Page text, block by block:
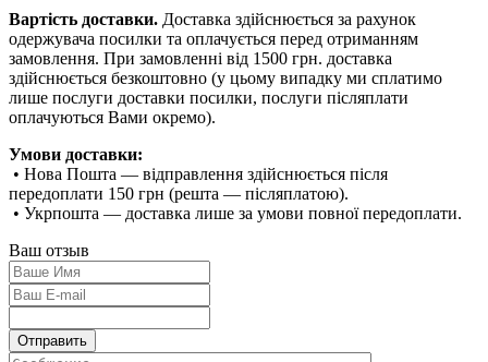
Вартість доставки. Доставка здійснюється за рахунок
одержувача посилки та оплачується перед отриманням
замовлення. При замовленні від 1500 грн. доставка
здійснюється безкоштовно (у цьому випадку ми сплатимо
лише послуги доставки посилки, послуги післяплати
оплачуються Вами окремо).
Умови доставки:
• Нова Пошта — відправлення здійснюється після
передоплати 150 грн (решта — післяплатою).
• Укрпошта — доставка лише за умови повної передоплати.
Ваш отзыв